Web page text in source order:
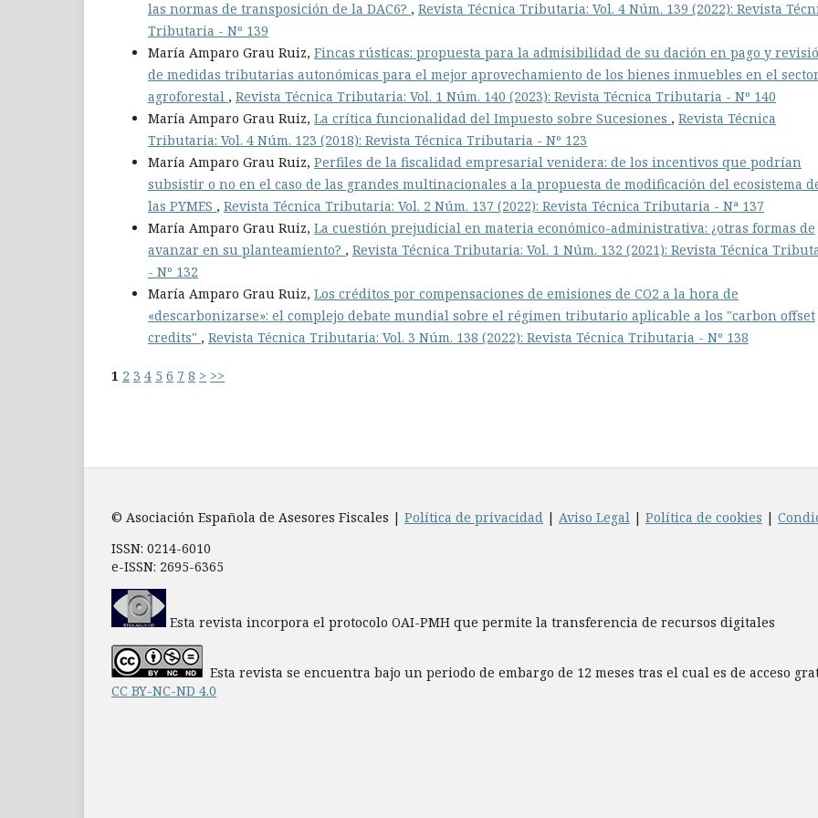
las normas de transposición de la DAC6? , Revista Técnica Tributaria: Vol. 4 Núm. 139 (2022): Revista
Tributaria - Nº 139
María Amparo Grau Ruiz, Fincas rústicas: propuesta para la admisibilidad de su dación en pago y
de medidas tributarias autonómicas para el mejor aprovechamiento de los bienes inmuebles en el sector
agroforestal , Revista Técnica Tributaria: Vol. 1 Núm. 140 (2023): Revista Técnica Tributaria - Nº 140
María Amparo Grau Ruiz, La crítica funcionalidad del Impuesto sobre Sucesiones , Revista Técnica
Tributaria: Vol. 4 Núm. 123 (2018): Revista Técnica Tributaria - Nº 123
María Amparo Grau Ruiz, Perfiles de la fiscalidad empresarial venidera: de los incentivos que podrían
subsistir o no en el caso de las grandes multinacionales a la propuesta de modificación del ecosistema
las PYMES , Revista Técnica Tributaria: Vol. 2 Núm. 137 (2022): Revista Técnica Tributaria - Nª 137
María Amparo Grau Ruiz, La cuestión prejudicial en materia económico-administrativa: ¿otras formas de
avanzar en su planteamiento? , Revista Técnica Tributaria: Vol. 1 Núm. 132 (2021): Revista Técnica
- Nº 132
María Amparo Grau Ruiz, Los créditos por compensaciones de emisiones de CO2 a la hora de
«descarbonizarse»: el complejo debate mundial sobre el régimen tributario aplicable a los "carbon offset
credits" , Revista Técnica Tributaria: Vol. 3 Núm. 138 (2022): Revista Técnica Tributaria - Nº 138
1 2 3 4 5 6 7 8 > >>
© Asociación Española de Asesores Fiscales | Política de privacidad | Aviso Legal | Política de cookies |
ISSN: 0214-6010
e-ISSN: 2695-6365
Esta revista incorpora el protocolo OAI-PMH que permite la transferencia de recursos digitales
Esta revista se encuentra bajo un periodo de embargo de 12 meses tras el cual es de acceso
CC BY-NC-ND 4.0